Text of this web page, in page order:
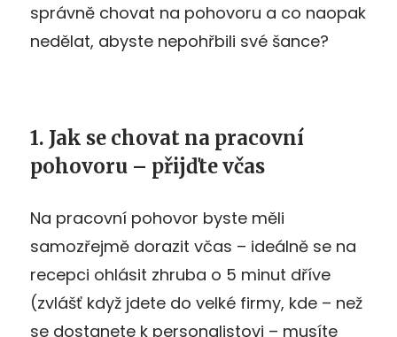
správně chovat na pohovoru a co naopak
nedělat, abyste nepohřbili své šance?
1. Jak se chovat na pracovní
pohovoru – přijďte včas
Na pracovní pohovor byste měli
samozřejmě dorazit včas – ideálně se na
recepci ohlásit zhruba o 5 minut dříve
(zvlášť když jdete do velké firmy, kde – než
se dostanete k personalistovi – musíte